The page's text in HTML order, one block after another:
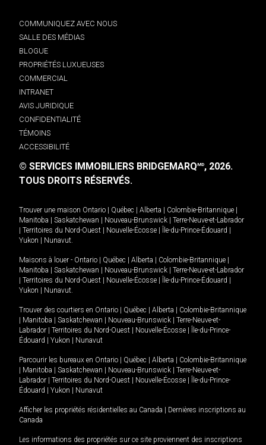
COMMUNIQUEZ AVEC NOUS
SALLE DES MÉDIAS
BLOGUE
PROPRIÉTÉS LUXUEUSES
COMMERCIAL
INTRANET
AVIS JURIDIQUE
CONFIDENTIALITÉ
TÉMOINS
ACCESSIBILITÉ
© SERVICES IMMOBILIERS BRIDGEMARQMD, 2026.
TOUS DROITS RÉSERVÉS.
Trouver une maison Ontario Québec Alberta Colombie-Britannique
Manitoba
Saskatchewan Nouveau-Brunswick
Terre-Neuve-et-Labrador
Territoires du Nord-Ouest Nouvelle-Écosse Île-du-Prince-Édouard
Yukon
Nunavut.
Maisons à louer - Ontario Québec Alberta Colombie-Britannique
Manitoba
Saskatchewan Nouveau-Brunswick
Terre-Neuve-et-Labrador
Territoires du Nord-Ouest Nouvelle-Écosse Île-du-Prince-Édouard
Yukon
Nunavut.
Trouver des courtiers en Ontario Québec Alberta
Colombie-Britannique
Manitoba Saskatchewan Nouveau-Brunswick
Terre-Neuve-et-
Labrador
Territoires du Nord-Ouest Nouvelle-Écosse
Île-du-Prince-
Édouard
Yukon Nunavut
Parcourir les bureaux en Ontario Québec Alberta
Colombie-Britannique
Manitoba Saskatchewan Nouveau-Brunswick
Terre-Neuve-et-
Labrador
Territoires du Nord-Ouest Nouvelle-Écosse
Île-du-Prince-
Édouard
Yukon Nunavut
Afficher les propriétés résidentielles au Canada
Dernières inscriptions au
Canada
Les informations des propriétés sur ce site proviennent des inscriptions